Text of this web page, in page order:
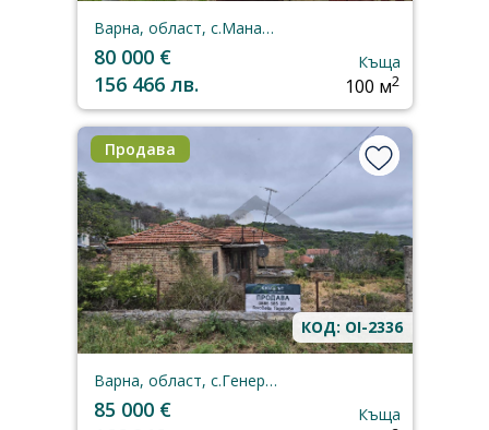
Варна, област, с.Манастир
80 000 €
156 466 лв.
Къща
100 м2
Продава
КОД: OI-2336
Варна, област, с.Генерал-Кантарджиево
85 000 €
Къща